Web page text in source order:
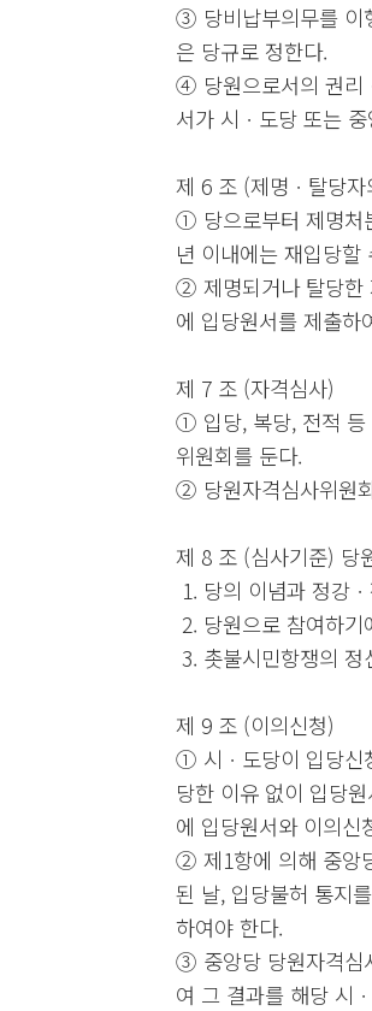
③ 당비납부의무를 이
은 당규로 정한다.
④ 당원으로서의 권리
서가 시ㆍ도당 또는
제 6 조 (제명ㆍ탈당자
① 당으로부터 제명처
년 이내에는 재입당
② 제명되거나 탈당한
에 입당원서를 제출하
제 7 조 (자격심사)
① 입당, 복당, 전적 등
위원회를 둔다.
② 당원자격심사위원
제 8 조 (심사기준) 당
1. 당의 이념과 정강
2. 당원으로 참여하
3. 촛불시민항쟁의
제 9 조 (이의신청)
① 시ㆍ도당이 입당신
당한 이유 없이 입당
에 입당원서와 이의신
② 제1항에 의해 중앙
된 날, 입당불허 통지
하여야 한다.
③ 중앙당 당원자격심
여 그 결과를 해당 시